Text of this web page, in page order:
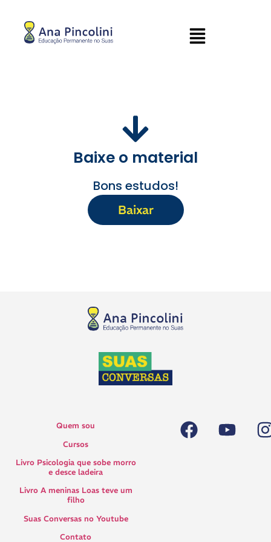
Baixe o material
Bons estudos!
Baixar
Quem sou
Cursos
Livro Psicologia que sobe morro
e desce ladeira
Livro A meninas Loas teve um
filho
Suas Conversas no Youtube
Contato